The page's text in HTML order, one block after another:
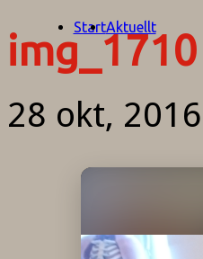
StartAktuellt
img_1710
28 okt, 2016